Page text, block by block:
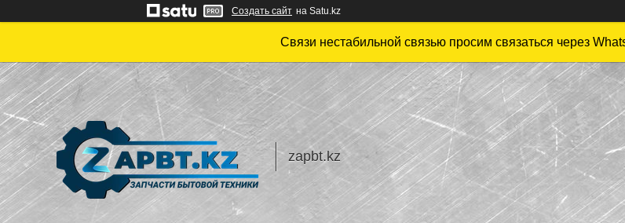
Создать сайт на Satu.kz
Связи нестабильной связью просим связаться через
zapbt.kz